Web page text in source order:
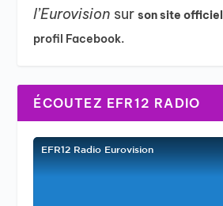
l’Eurovision surson site officiel
profil Facebook.
ÉCOUTEZ EFR12 RADIO